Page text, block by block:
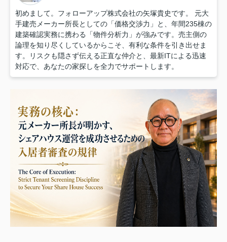
初めまして。フォローアップ株式会社の矢塚貴史です。 元大
手建売メーカー所長としての「価格交渉力」と、年間235棟の
建築確認実務に携わる「物件分析力」が強みです。売主側の
論理を知り尽くしているからこそ、有利な条件を引き出せま
す。リスクも隠さず伝える正直な仲介と、最新ITによる迅速
対応で、あなたの家探しを全力でサポートします。